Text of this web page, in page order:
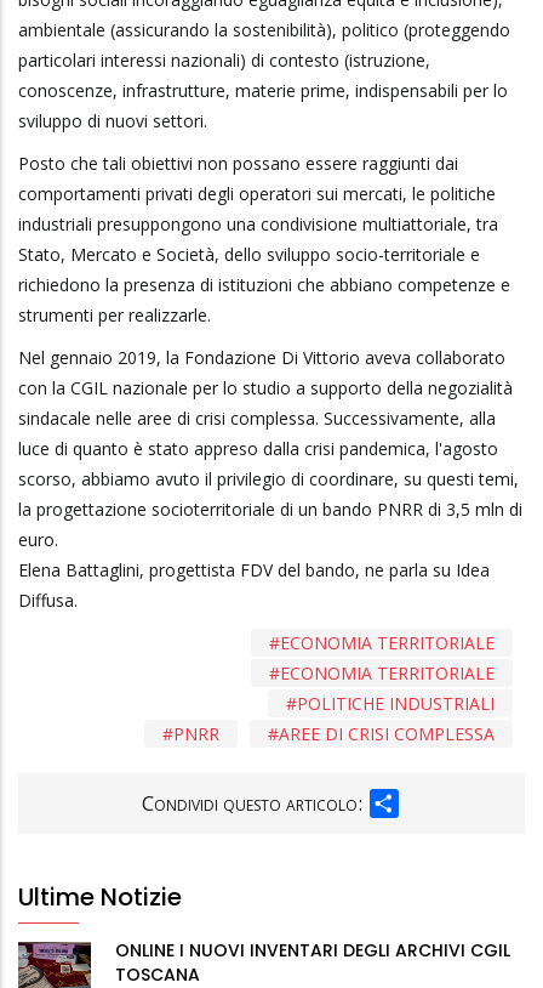
ambientale (assicurando la sostenibilità), politico (proteggendo
particolari interessi nazionali) di contesto (istruzione,
conoscenze, infrastrutture, materie prime, indispensabili per lo
sviluppo di nuovi settori.
Posto che tali obiettivi non possano essere raggiunti dai
comportamenti privati degli operatori sui mercati, le politiche
industriali presuppongono una condivisione multiattoriale, tra
Stato, Mercato e Società, dello sviluppo socio-territoriale e
richiedono la presenza di istituzioni che abbiano competenze e
strumenti per realizzarle.
Nel gennaio 2019, la Fondazione Di Vittorio aveva collaborato
con la CGIL nazionale per lo studio a supporto della negozialità
sindacale nelle aree di crisi complessa. Successivamente, alla
luce di quanto è stato appreso dalla crisi pandemica, l'agosto
scorso, abbiamo avuto il privilegio di coordinare, su questi temi,
la progettazione socioterritoriale di un bando PNRR di 3,5 mln di
euro.
Elena Battaglini, progettista FDV del bando, ne parla su Idea
Diffusa.
ECONOMIA TERRITORIALE
ECONOMIA TERRITORIALE
POLITICHE INDUSTRIALI
AREE DI CRISI COMPLESSA
PNRR
Condividi questo articolo:
Ultime Notizie
ONLINE I NUOVI INVENTARI DEGLI ARCHIVI CGIL
TOSCANA